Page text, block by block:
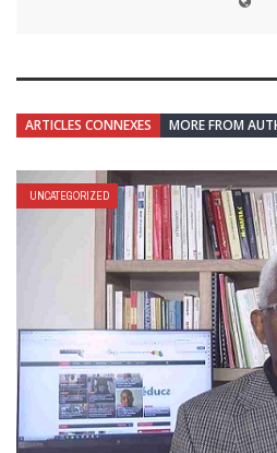
ARTICLES CONNEXES MORE FROM
UNCATEGORIZED